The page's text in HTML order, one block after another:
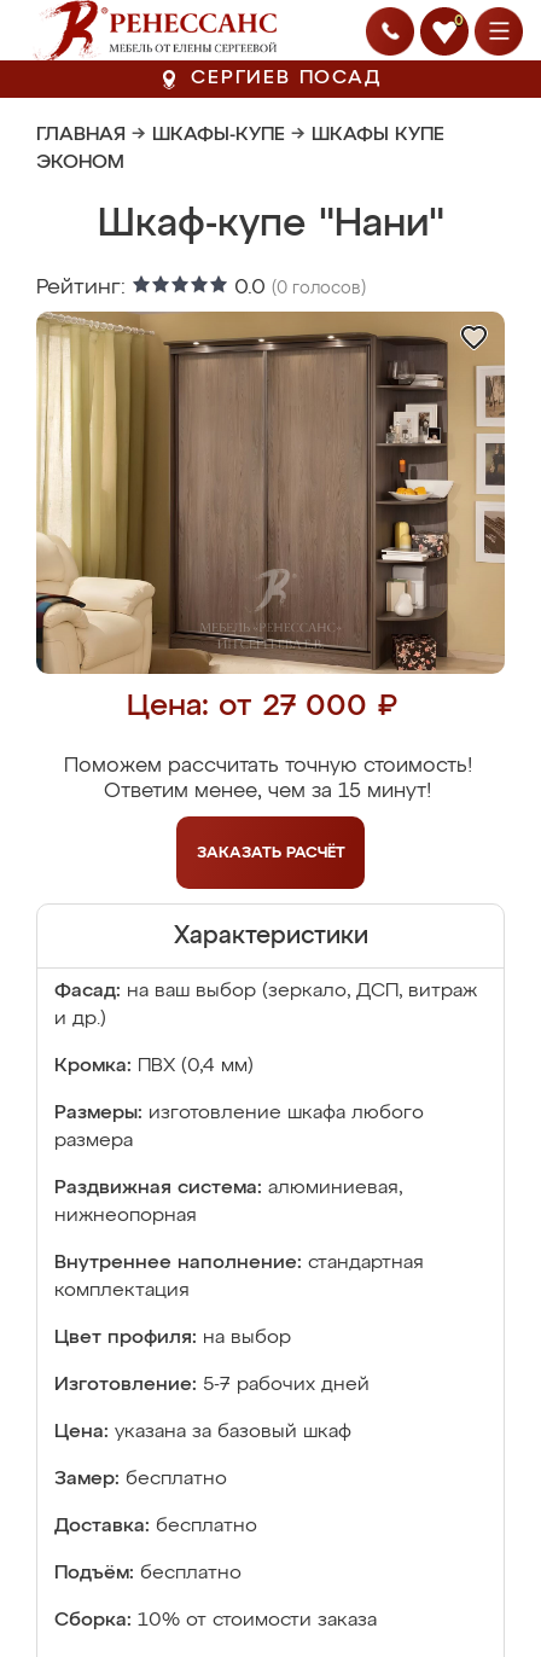
0
СЕРГИЕВ ПОСАД
ГЛАВНАЯ → ШКАФЫ-КУПЕ → ШКАФЫ КУПЕ
ЭКОНОМ
Шкаф-купе "Нани"
Рейтинг: 0.0 (0 голосов)
Цена: от 27 000 ₽
Поможем рассчитать точную стоимость!
Ответим менее, чем за 15 минут!
ЗАКАЗАТЬ РАСЧЁТ
Характеристики
Фасад: на ваш выбор (зеркало, ДСП, витраж
и др.)
Кромка: ПВХ (0,4 мм)
Размеры: изготовление шкафа любого
размера
Раздвижная система: алюминиевая,
нижнеопорная
Внутреннее наполнение: стандартная
комплектация
Цвет профиля: на выбор
Изготовление: 5-7 рабочих дней
Цена: указана за базовый шкаф
Замер: бесплатно
Доставка: бесплатно
Подъём: бесплатно
Сборка: 10% от стоимости заказа